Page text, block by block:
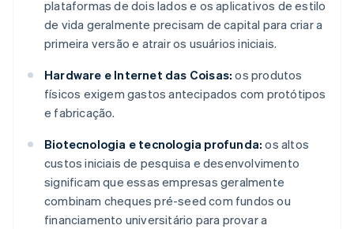
plataformas de dois lados e os aplicativos de estilo
de vida geralmente precisam de capital para criar a
primeira versão e atrair os usuários iniciais.
Hardware e Internet das Coisas: os produtos
físicos exigem gastos antecipados com protótipos
e fabricação.
Biotecnologia e tecnologia profunda: os altos
custos iniciais de pesquisa e desenvolvimento
significam que essas empresas geralmente
combinam cheques pré-seed com fundos ou
financiamento universitário para provar a